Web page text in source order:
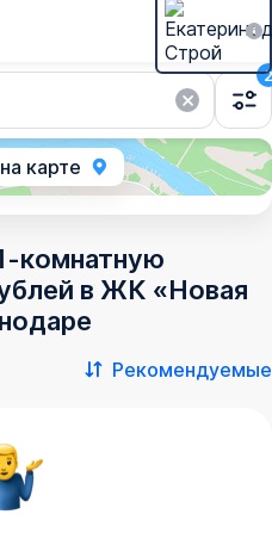
2
карте
комнатную
в ЖК «Новая
Рекомендуемые